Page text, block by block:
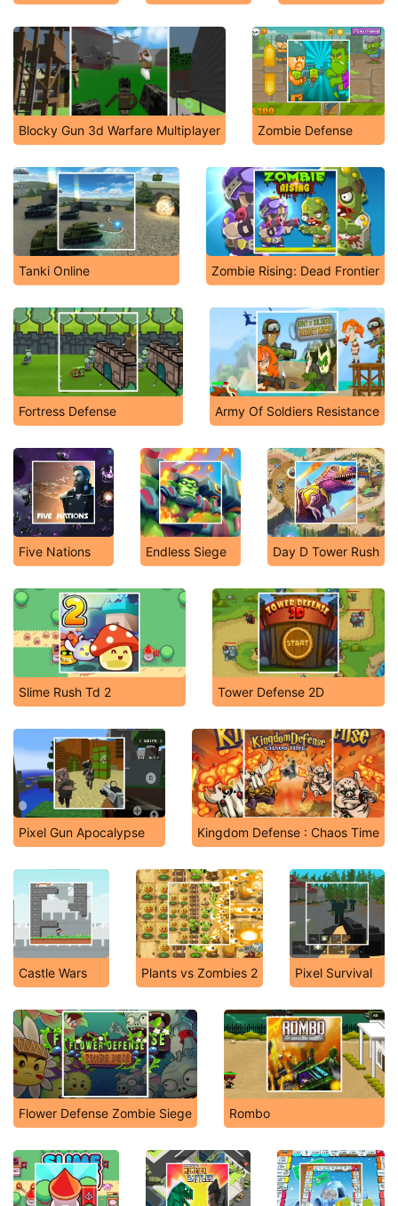
Blocky Gun 3d Warfare Multiplayer Zombie Defense
Tanki Online Zombie Rising: Dead Frontier
Fortress Defense Army Of Soldiers Resistance
Five Nations Endless Siege Day D Tower Rush
Slime Rush Td 2 Tower Defense 2D
Pixel Gun Apocalypse Kingdom Defense : Chaos Time
Castle Wars Plants vs Zombies 2 Pixel Survival
Flower Defense Zombie Siege Rombo